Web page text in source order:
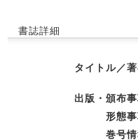
書誌詳細
タイトル／
出版・頒布
形態
巻号